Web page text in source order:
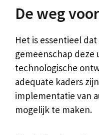
De weg
Het is essentieel
gemeenschap deze
technologische
adequate kaders
implementatie van
mogelijk te maken.